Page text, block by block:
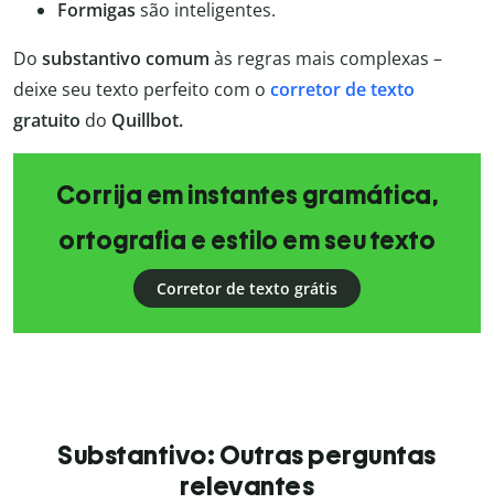
Formigas são inteligentes.
Do substantivo comum às regras mais complexas –
deixe seu texto perfeito com o corretor de texto
gratuito do Quillbot.
Corrija em instantes gramática,
ortografia e estilo em seu texto
Corretor de texto grátis
Substantivo: Outras perguntas
relevantes